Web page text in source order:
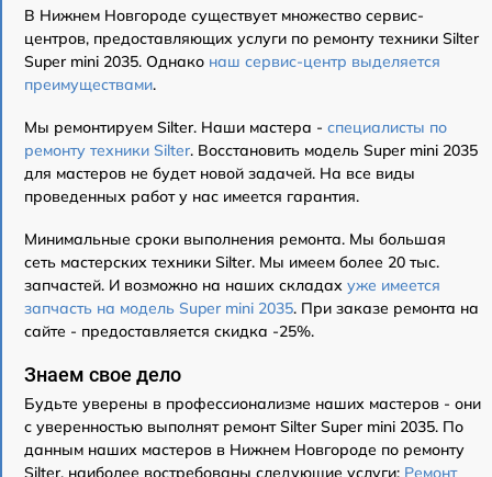
В Нижнем Новгороде существует множество сервис-
центров, предоставляющих услуги по ремонту техники Silter
Super mini 2035. Однако наш сервис-центр выделяется
преимуществами.
Мы ремонтируем Silter. Наши мастера - специалисты по
ремонту техники Silter. Восстановить модель Super mini 2035
для мастеров не будет новой задачей. На все виды
проведенных работ у нас имеется гарантия.
Минимальные сроки выполнения ремонта. Мы большая
сеть мастерских техники Silter. Мы имеем более 20 тыс.
запчастей. И возможно на наших складах уже имеется
запчасть на модель Super mini 2035. При заказе ремонта на
сайте - предоставляется скидка -25%.
Знаем свое дело
Будьте уверены в профессионализме наших мастеров - они
с уверенностью выполнят ремонт Silter Super mini 2035. По
данным наших мастеров в Нижнем Новгороде по ремонту
Silter, наиболее востребованы следующие услуги: Ремонт